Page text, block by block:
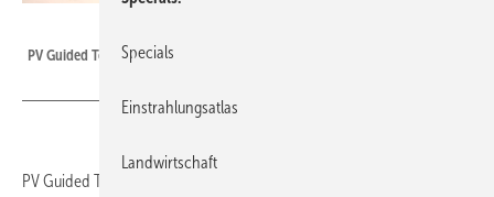
PV Guided Tours: Solarwatt bietet auch Gewerbespeicher an.
PV Guided Tours: Langsam wächst der Markt für Gewerbespeicher,
Specials
Einstrahlungsatlas
Landwirtschaft